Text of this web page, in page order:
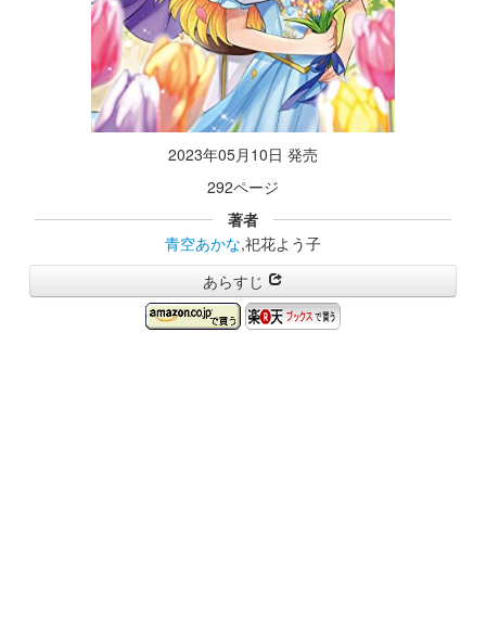
2023年05月10日 発売
292ページ
著者
青空あかな,祀花よう子
あらすじ